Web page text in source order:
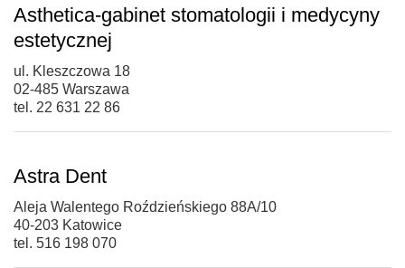
Asthetica-gabinet stomatologii i medycyny
estetycznej
ul. Kleszczowa 18
02-485 Warszawa
tel. 22 631 22 86
Astra Dent
Aleja Walentego Roździeńskiego 88A/10
40-203 Katowice
tel. 516 198 070